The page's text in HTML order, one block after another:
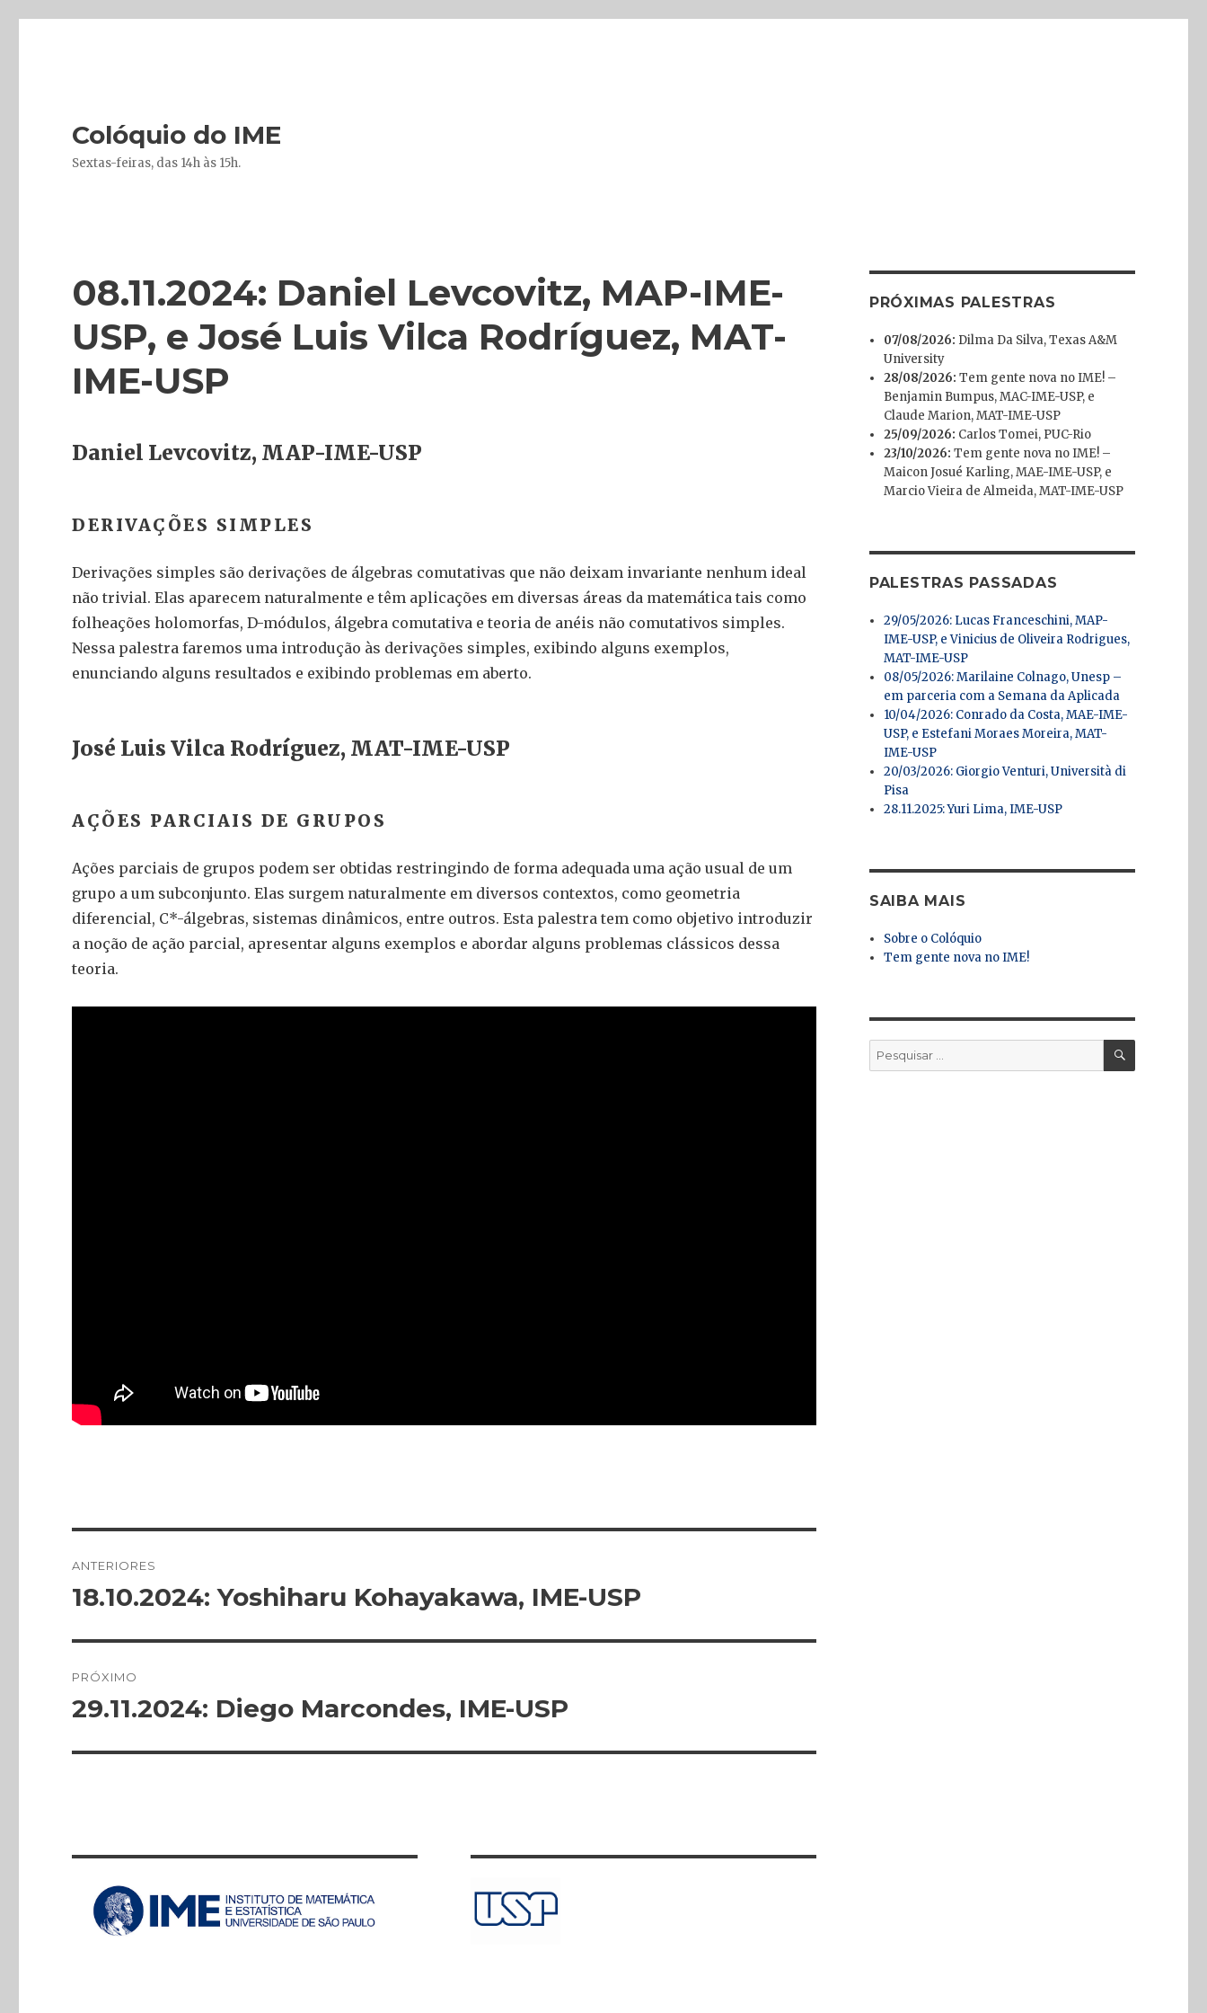
Colóquio do IME
Sextas-feiras, das 14h às 15h.
08.11.2024: Daniel Levcovitz, MAP-IME-
USP, e José Luis Vilca Rodríguez, MAT-
IME-USP
Daniel Levcovitz, MAP-IME-USP
DERIVAÇÕES SIMPLES
Derivações simples são derivações de álgebras comutativas que não deixam invariante nenhum ideal
não trivial. Elas aparecem naturalmente e têm aplicações em diversas áreas da matemática tais como
folheações holomorfas, D-módulos, álgebra comutativa e teoria de anéis não comutativos simples.
Nessa palestra faremos uma introdução às derivações simples, exibindo alguns exemplos,
enunciando alguns resultados e exibindo problemas em aberto.
José Luis Vilca Rodríguez, MAT-IME-USP
AÇÕES PARCIAIS DE GRUPOS
Ações parciais de grupos podem ser obtidas restringindo de forma adequada uma ação usual de um
grupo a um subconjunto. Elas surgem naturalmente em diversos contextos, como geometria
diferencial, C*-álgebras, sistemas dinâmicos, entre outros. Esta palestra tem como objetivo introduzir
a noção de ação parcial, apresentar alguns exemplos e abordar alguns problemas clássicos dessa
teoria.
de
ANTERIORES
Post
18.10.2024: Yoshiharu Kohayakawa, IME-USP
PRÓXIMO
Próximo
29.11.2024: Diego Marcondes, IME-USP
PRÓXIMAS PALESTRAS
07/08/2026: Dilma Da Silva, Texas A&M
University
28/08/2026: Tem gente nova no IME! –
Benjamin Bumpus, MAC-IME-USP, e
Claude Marion, MAT-IME-USP
25/09/2026: Carlos Tomei, PUC-Rio
23/10/2026: Tem gente nova no IME! –
Maicon Josué Karling, MAE-IME-USP, e
Marcio Vieira de Almeida, MAT-IME-USP
PALESTRAS PASSADAS
29/05/2026: Lucas Franceschini, MAP-
IME-USP, e Vinicius de Oliveira Rodrigues,
MAT-IME-USP
08/05/2026: Marilaine Colnago, Unesp –
em parceria com a Semana da Aplicada
10/04/2026: Conrado da Costa, MAE-IME-
USP, e Estefani Moraes Moreira, MAT-
IME-USP
20/03/2026: Giorgio Venturi, Università di
Pisa
28.11.2025: Yuri Lima, IME-USP
SAIBA MAIS
Sobre o Colóquio
Tem gente nova no IME!
Pesquisar
por: